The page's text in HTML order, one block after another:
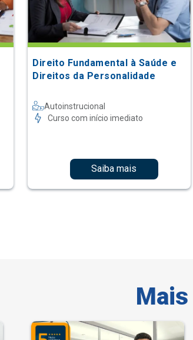
Direito Fundamental à Saúde e
Direitos da Personalidade
Autoinstrucional
Curso com início imediato
Saiba mais